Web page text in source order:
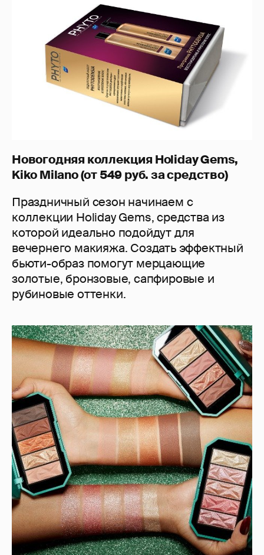
Новогодняя коллекция Holiday Gems,
Kiko Milano (от 549 руб. за средство)
Праздничный сезон начинаем с
коллекции Holiday Gems, средства из
которой идеально подойдут для
вечернего макияжа. Создать эффектный
бьюти-образ помогут мерцающие
золотые, бронзовые, сапфировые и
рубиновые оттенки.